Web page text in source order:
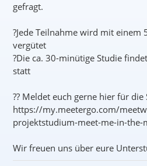
gefragt.
?Jede Teilnahme wird mit einem
vergütet
?Die ca. 30-minütige Studie
statt
?? Meldet euch gerne hier für die
https://my.meetergo.com/
projektstudium-meet-me-in-the-
Wir freuen uns über eure